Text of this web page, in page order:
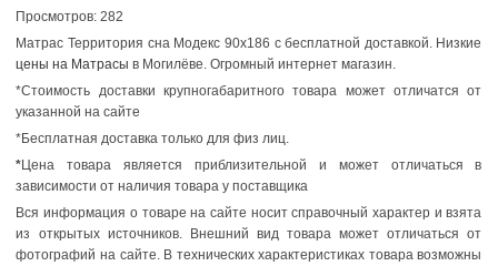
Просмотров: 282
Матрас Территория сна Модекс 90x186 с бесплатной доставкой. Низкие
цены на Матрасы в Могилёве. Огромный интернет магазин.
*Стоимость доставки крупногабаритного товара может отличатся от
указанной на сайте
*Бесплатная доставка только для физ лиц.
*Цена товара является приблизительной и может отличаться в
зависимости от наличия товара у поставщика
Вся информация о товаре на сайте носит справочный характер и взята
из открытых источников. Внешний вид товара может отличаться от
фотографий на сайте. В технических характеристиках товара возможны